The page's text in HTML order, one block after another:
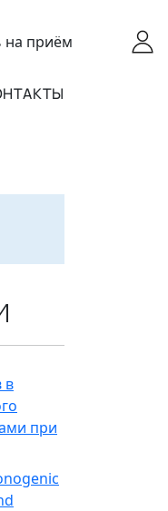
на приём
в
при